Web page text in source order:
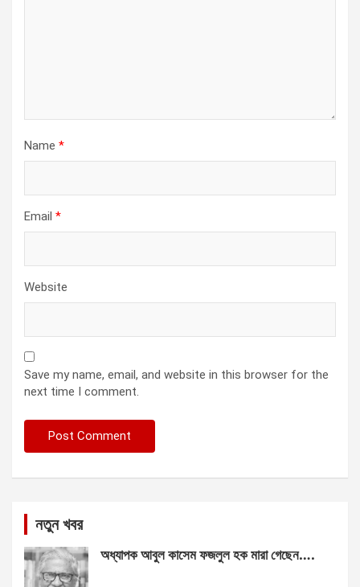
Name *
Email *
Website
Save my name, email, and website in this browser for the
next time I comment.
নতুন খবর
অধ্যাপক আবুল কাসেম ফজলুল হক মারা গেছেন….